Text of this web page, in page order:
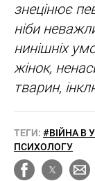
знецінює
ніби
нинішніх
жінок,
тварин,
ТЕГИ: #ВІЙНА В
ПСИХОЛОГУ